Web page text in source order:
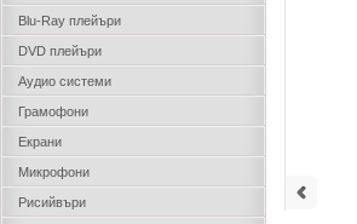
Blu-Ray плейъри
DVD плейъри
Аудио системи
Грамофони
Екрани
Микрофони
Рисийвъри